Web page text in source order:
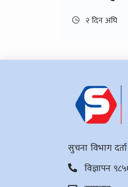
२ दिन अघि
सुचना विभाग
विज्ञापन